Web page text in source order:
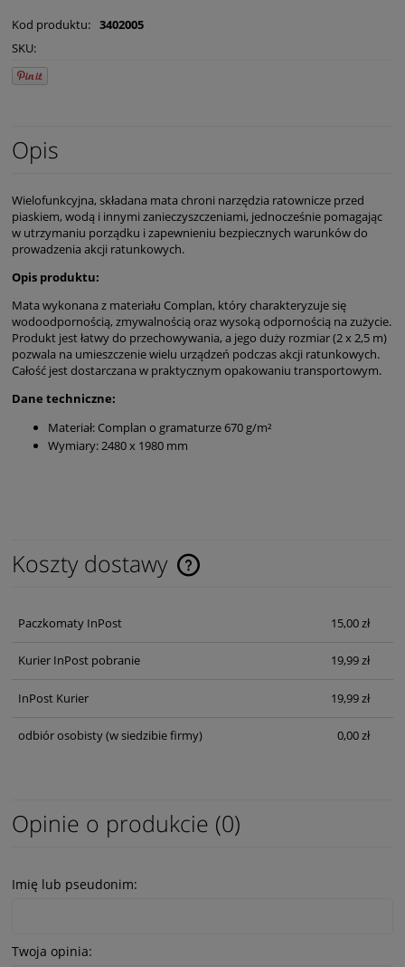
Kod produktu: 3402005
SKU:
Opis
Wielofunkcyjna, składana mata chroni narzędzia ratownicze przed
piaskiem, wodą i innymi zanieczyszczeniami, jednocześnie pomagając
w utrzymaniu porządku i zapewnieniu bezpiecznych warunków do
prowadzenia akcji ratunkowych.
Opis produktu:
Mata wykonana z materiału Complan, który charakteryzuje się
wodoodpornością, zmywalnością oraz wysoką odpornością na zużycie.
Produkt jest łatwy do przechowywania, a jego duży rozmiar (2 x 2,5 m)
pozwala na umieszczenie wielu urządzeń podczas akcji ratunkowych.
Całość jest dostarczana w praktycznym opakowaniu transportowym.
Dane techniczne:
Materiał: Complan o gramaturze 670 g/m²
Wymiary: 2480 x 1980 mm
Koszty dostawy
Cena nie zawiera ewentualnych kosztów płatności
Paczkomaty InPost 15,00 zł
Kurier InPost pobranie 19,99 zł
InPost Kurier 19,99 zł
odbiór osobisty(w siedzibie firmy) 0,00 zł
Opinie o produkcie (0)
Imię lub pseudonim:
Twoja opinia: